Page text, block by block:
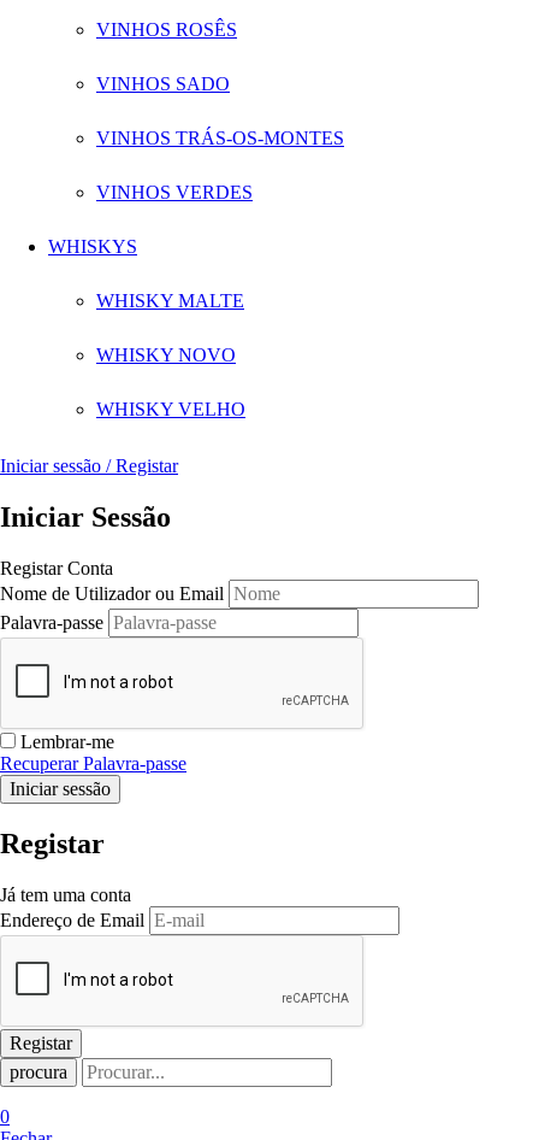
VINHOS ROSÊS
VINHOS SADO
VINHOS TRÁS-OS-MONTES
VINHOS VERDES
WHISKYS
WHISKY MALTE
WHISKY NOVO
WHISKY VELHO
Iniciar sessão / Registar
Iniciar Sessão
Registar Conta
Nome de Utilizador ou Email
Palavra-passe
Lembrar-me
Recuperar Palavra-passe
Registar
Já tem uma conta
Endereço de Email
procura
0